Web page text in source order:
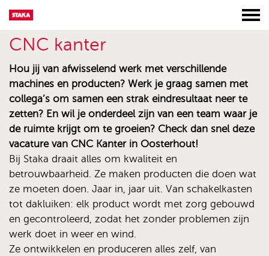
CNC kanter
Hou jij van afwisselend werk met verschillende
machines en producten? Werk je graag samen met
collega’s om samen een strak eindresultaat neer te
zetten? En wil je onderdeel zijn van een team waar je
de ruimte krijgt om te groeien? Check dan snel deze
vacature van CNC Kanter in Oosterhout!
Bij Staka draait alles om kwaliteit en
betrouwbaarheid. Ze maken producten die doen wat
ze moeten doen. Jaar in, jaar uit. Van schakelkasten
tot dakluiken: elk product wordt met zorg gebouwd
en gecontroleerd, zodat het zonder problemen zijn
werk doet in weer en wind.
Ze ontwikkelen en produceren alles zelf, van